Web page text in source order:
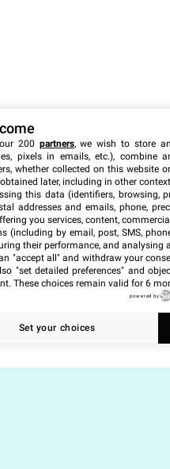
200 partners, we wish to store
pixels in emails, etc.), combine
whether collected on this website
later, including in other
this data (identifiers, browsing,
addresses and emails, phone,
you services, content,
(including by email, post, SMS,
their performance, and analysing
"accept all" and withdraw your
"set detailed preferences" and
These choices remain valid for 6
powered by
Set your choices